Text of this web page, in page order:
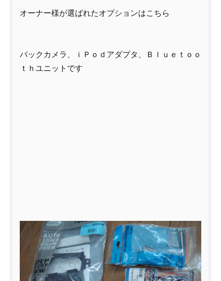
オーナー様が選ばれたオプションはこちら
バックカメラ、ｉＰｏｄアダプタ、Ｂｌｕｅｔｏｏ
ｔｈユニットです